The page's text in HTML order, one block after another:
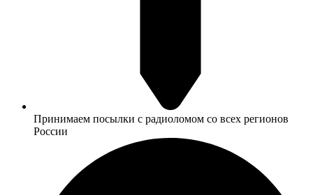
Принимаем посылки с радиоломом со всех регионов
России